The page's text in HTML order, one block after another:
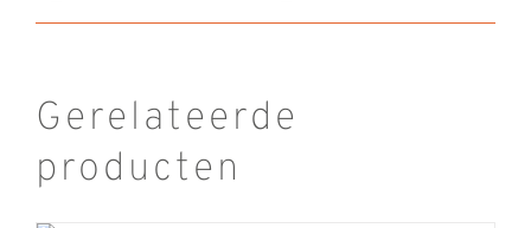
Gerelateerde
producten